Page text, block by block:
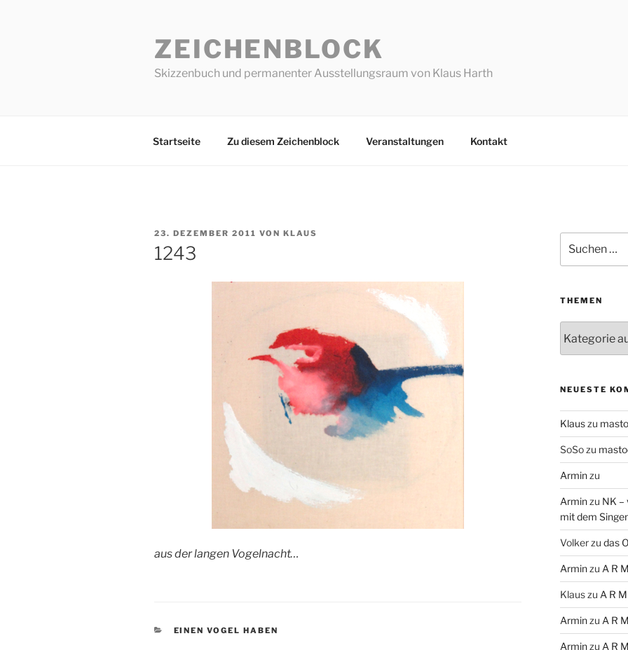
ZEICHENBLOCK
Skizzenbuch und permanenter Ausstellungsraum von Klaus Harth
Startseite Zu diesem Zeichenblock Veranstaltungen Kontakt
VERÖFFENTLICHT
AM
23. DEZEMBER 2011 VON KLAUS
1243
aus der langen Vogelnacht…
KATEGORIEN
EINEN VOGEL HABEN
nach:
THEMEN
NEUESTE
Klauszu
SoSozu
Arminzu
Arminzu NK –
mit dem
Volkerzu das
Arminzu A R
Klauszu A R
Arminzu A R
Arminzu A R